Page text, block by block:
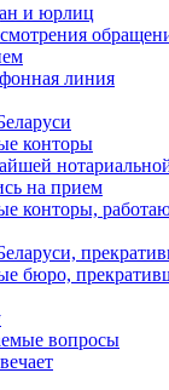
и юрлиц
линия
конторы
на прием
конторы,
бюро,
вопросы